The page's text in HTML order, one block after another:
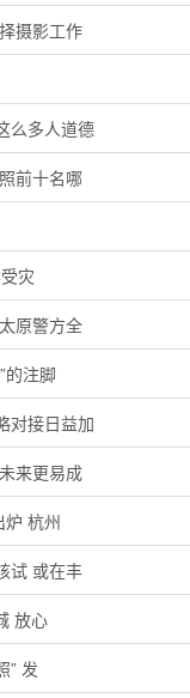
摄影工作
么多人道德
前十名哪
灾
原警方全
的注脚
对接日益加
来更易成
炉 杭州
试 或在丰
放心
” 发